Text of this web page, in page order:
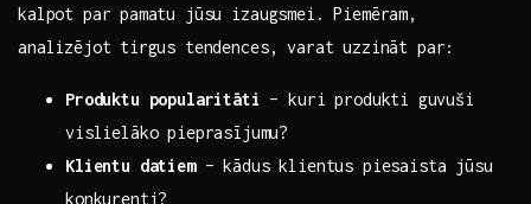
kalpot par ⁤pamatu jūsu izaugsmei. Piemēram,
analizējot ⁤tirgus tendences,‍ varat uzzināt par:
Produktu popularitāti – kuri produkti⁢ guvuši
vislielāko pieprasījumu?
Klientu datiem– kādus klientus piesaista jūsu
konkurenti?